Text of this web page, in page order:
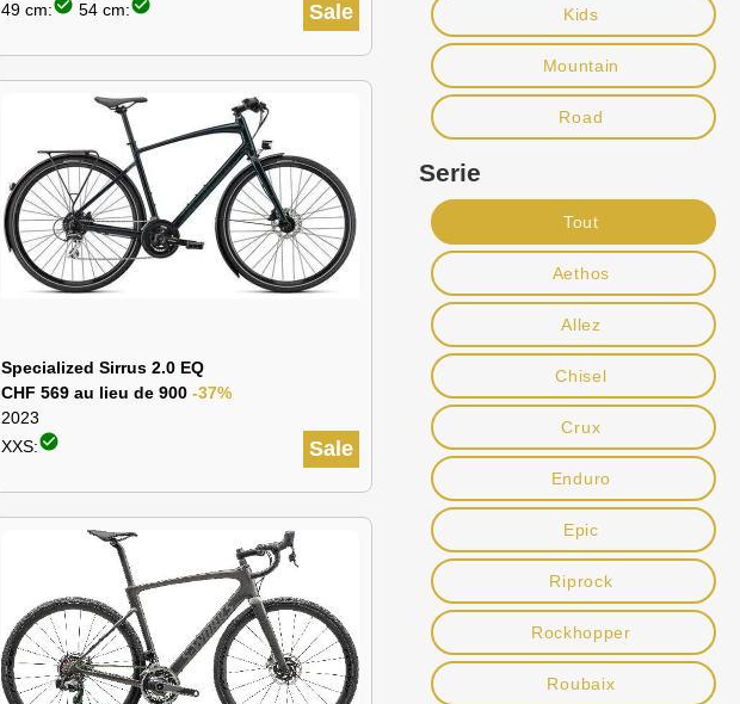
Sale
49 cm:check_circle 54 cm:check_circle
Specialized Sirrus 2.0 EQ
CHF 569 au lieu de 900 -37%
2023
Sale
XXS:check_circle
Kids
Mountain
Road
Serie
Tout
Aethos
Allez
Chisel
Crux
Enduro
Epic
Riprock
Rockhopper
Roubaix